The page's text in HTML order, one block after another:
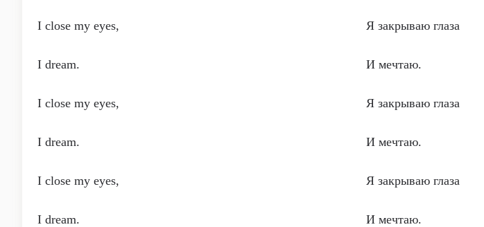
I close my eyes, Я закрываю глаза
I dream. И мечтаю.
I close my eyes, Я закрываю глаза
I dream. И мечтаю.
I close my eyes, Я закрываю глаза
I dream. И мечтаю.